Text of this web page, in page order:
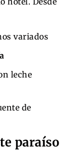
variados
leche
de
paraíso